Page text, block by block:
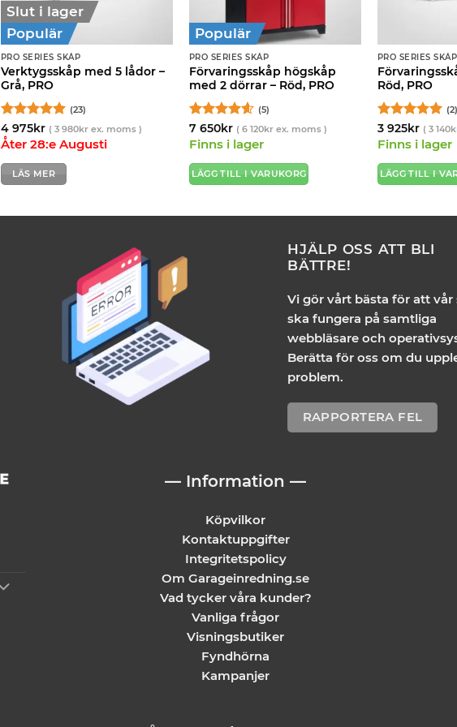
Slut i lager
Populär
PRO SERIES SKÅP
Verktygsskåp med 5 lådor –
Grå, PRO
Betygsatt
4.96av 5
(23)
4 975kr ( 3 980krex. moms )
Åter 28:e Augusti
LÄS MER
Populär
PRO SERIES SKÅP
Förvaringsskåp högskåp
med 2 dörrar – Röd, PRO
Betygsatt
4.6av 5
(5)
7 650kr ( 6 120krex. moms )
Finns i lager
LÄGG TILL I VARUKORG
PRO SERIES SKÅP
Röd, PRO
Betygsatt5
av 5
(2)
3 925kr ( 3 140
Finns i lager
LÄGG TILL I
HJÄLP OSS ATT BLI
BÄTTRE!
Vi gör vårt bästa för att vår
ska fungera på samtliga
webbläsare och
Berätta för oss om du
problem.
RAPPORTERA FEL
— Information —
Köpvilkor
Kontaktuppgifter
Integritetspolicy
Om Garageinredning.se
Vad tycker våra kunder?
Vanliga frågor
Visningsbutiker
Fyndhörna
Kampanjer